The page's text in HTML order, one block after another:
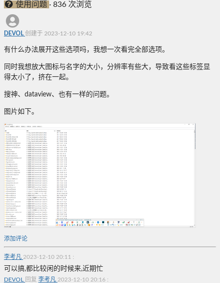
使用问题 · 836 次浏览
DEVOL 创建于 2023-12-10 19:42
有什么办法展开这些选项吗，我想一次看完全部选项。
同时我想放大图标与名字的大小，分辨率有些大，导致看这些标签显
得太小了，挤在一起。
搜神、dataview、也有一样的问题。
图片如下。
添加评论
李考凡 2023-12-10 20:11 :
可以搞,都比较闲的时候来,近期忙
DEVOL 回复 李考凡 2023-12-10 20:16 :